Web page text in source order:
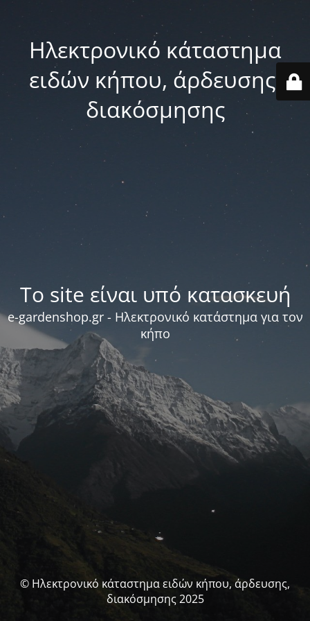
Ηλεκτρονικό κάταστημα
ειδών κήπου, άρδευσης,
διακόσμησης
Το site είναι υπό κατασκευή
e-gardenshop.gr - Ηλεκτρονικό κατάστημα για τον
κήπο
© Ηλεκτρονικό κάταστημα ειδών κήπου, άρδευσης,
διακόσμησης 2025